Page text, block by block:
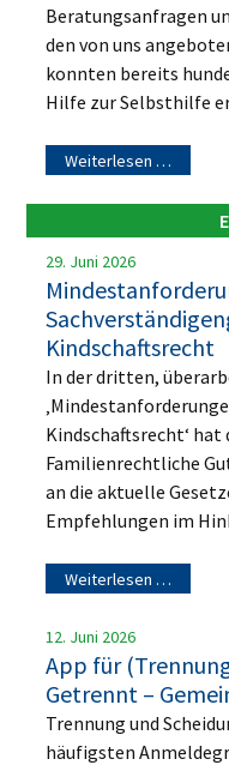
Beratungsanfragen
den von uns
konnten bereits
Hilfe zur Selbsthilfe
Weiterlesen …
29. Juni 2026
Kindschaftsrecht
In der dritten,
Kindschaftsrecht‘
Familienrechtliche
an die aktuelle
Empfehlungen im
Weiterlesen …
12. Juni 2026
App für
Getrennt –
Trennung und
häufigsten